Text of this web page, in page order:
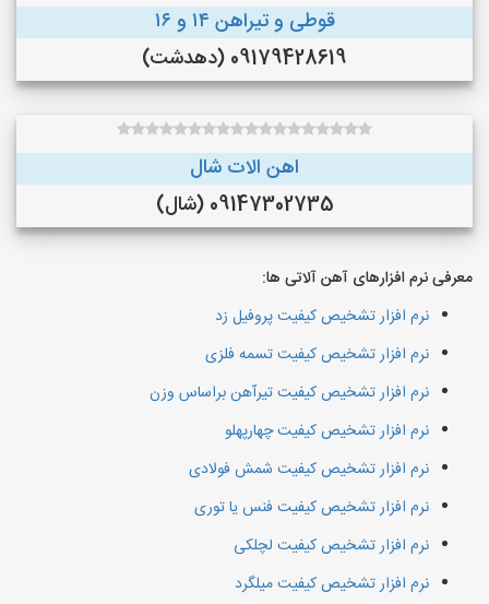
قوطی و تیراهن ۱۴ و ۱۶
09179428619 (دهدشت)
اهن الات شال
09147302735 (شال)
معرفی نرم افزارهای آهن آلاتی ها:
نرم افزار تشخیص کیفیت پروفیل زد
نرم افزار تشخیص کیفیت تسمه فلزی
نرم افزار تشخیص کیفیت تیرآهن براساس وزن
نرم افزار تشخیص کیفیت چهارپهلو
نرم افزار تشخیص کیفیت شمش فولادی
نرم افزار تشخیص کیفیت فنس یا توری
نرم افزار تشخیص کیفیت لچلکی
نرم افزار تشخیص کیفیت میلگرد